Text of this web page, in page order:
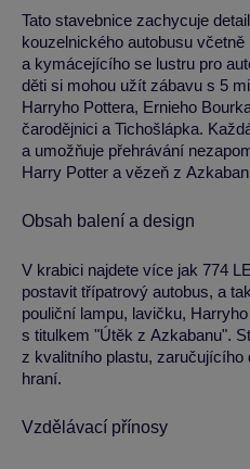
Tato stavebnice zachycuje
kouzelnického autobusu
a kymácejícího se lustru pro
děti si mohou užít zábavu s 5
Harryho Pottera, Ernieho
čarodějnici a Tichošlápka.
a umožňuje přehrávání
Harry Potter a vězeň z
Obsah balení a design
V krabici najdete více jak 774
postavit třípatrový autobus, a
pouliční lampu, lavičku,
s titulkem "Útěk z Azkabanu".
z kvalitního plastu,
hraní.
Vzdělávací přínosy